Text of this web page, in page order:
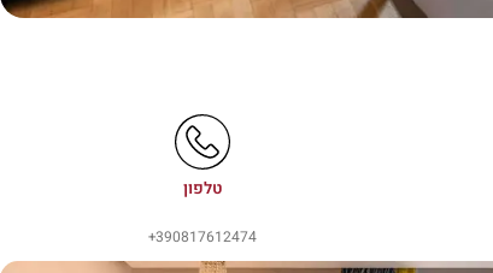
טלפון
390817612474+